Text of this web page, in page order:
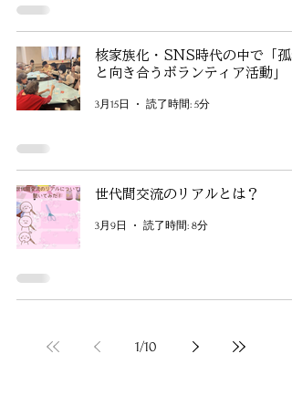
核家族化・SNS時代の中で「孤
と向き合うボランティア活動」
3月15日 読了時間: 5分
世代間交流のリアルとは？
3月9日 読了時間: 8分
1/10